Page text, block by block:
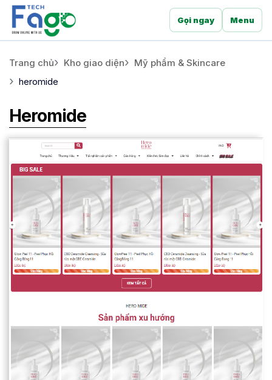
Gọi ngay Menu
Trang chủ Kho giao diện
Mỹ phẩm & Skincare
heromide
Heromide